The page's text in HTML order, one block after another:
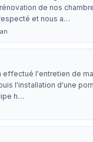
de nos
et nous a…
effectué l'entretien de
l'installation d'une
h…